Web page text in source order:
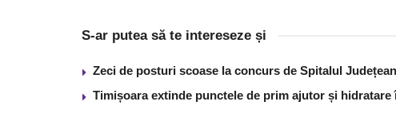
S-ar putea să te intereseze și
Zeci de posturi scoase la concurs de Spitalul
Timișoara extinde punctele de prim ajutor și hidratare